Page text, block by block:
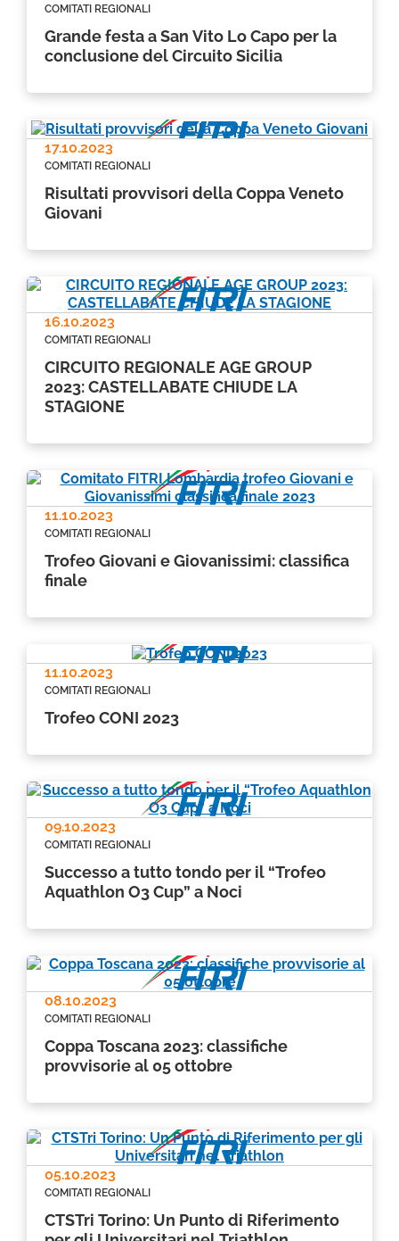
COMITATI REGIONALI
Grande festa a San Vito Lo Capo per la
conclusione del Circuito Sicilia
17.10.2023
COMITATI REGIONALI
Risultati provvisori della Coppa Veneto
Giovani
16.10.2023
COMITATI REGIONALI
CIRCUITO REGIONALE AGE GROUP
2023: CASTELLABATE CHIUDE LA
STAGIONE
11.10.2023
COMITATI REGIONALI
Trofeo Giovani e Giovanissimi: classifica
finale
11.10.2023
COMITATI REGIONALI
Trofeo CONI 2023
09.10.2023
COMITATI REGIONALI
Successo a tutto tondo per il “Trofeo
Aquathlon O3 Cup” a Noci
08.10.2023
COMITATI REGIONALI
Coppa Toscana 2023: classifiche
provvisorie al 05 ottobre
05.10.2023
COMITATI REGIONALI
CTSTri Torino: Un Punto di Riferimento